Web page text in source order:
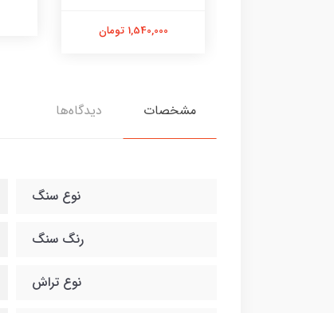
1,540,000 تومان
مشخصات دیدگاه‌ها
نوع سنگ
رنگ سنگ
نوع تراش